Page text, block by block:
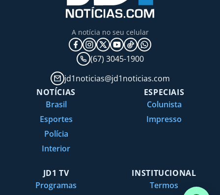
A notícia no seu celular
(67) 3045-1900
jd1noticias@jd1noticias.com
NOTÍCIAS
Brasil
Esportes
Polícia
Interior
ESPECIAIS
Colunista
Impresso
JD1 TV
Programas
INSTITUCIONAL
Termos